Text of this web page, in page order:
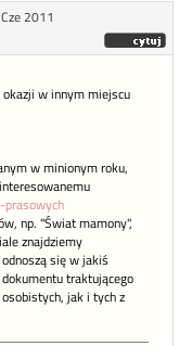
2011
okazji w innym miejscu
w minionym roku,
np. "Świat mamony",
znajdziemy
się w jakiś
traktującego
jak i tych z